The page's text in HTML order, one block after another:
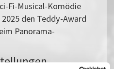
Fi-Musical-Komödie
den Teddy-Award
Panorama-